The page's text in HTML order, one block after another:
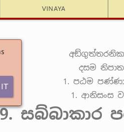
Vinaya
It
දසම
1. පඨම
1. ආනිසංස
9. සබ්බාකාර